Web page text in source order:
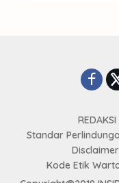
Standar
Disclaimer
Kode Etik